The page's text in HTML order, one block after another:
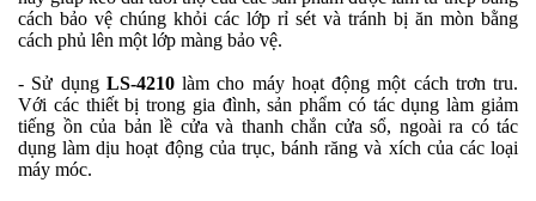
cách bảo vệ chúng khỏi các lớp rỉ sét và tránh bị ăn mòn bằng
cách phủ lên một lớp màng bảo vệ.
- Sử dụng LS-4210 làm cho máy hoạt động một cách trơn tru.
Với các thiết bị trong gia đình, sản phẩm có tác dụng làm giảm
tiếng ồn của bản lề cửa và thanh chắn cửa sổ, ngoài ra có tác
dụng làm dịu hoạt động của trục, bánh răng và xích của các loại
máy móc.